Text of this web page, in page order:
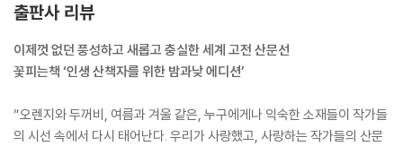
도처에 가득하다. 대부분 젊은이는 매일 햇볕 아래서 벌거벗은 몸으로 놀
다 정오가 되면 간단한 점심을 먹곤 하는 이런 생활을 겨울까지 지속한다.
육체의 청교도라 할 수 있는 나체주의자들의 따분한 설교집을 읽어서 이러
있다.) 그저 햇볕을 쬐는 게 좋아서다.
--- p.92 「알베르 까뮈 l 알제의 여름 - 계절, 낯설지 않은 서정」 중에서
출판사 리뷰
이제껏 없던 풍성하고 새롭고 충실한 세계 고전 산문선
꽃피는책 ‘인생 산책자를 위한 밤과낮 에디션’
“오렌지와 두꺼비, 여름과 겨울 같은, 누구에게나 익숙한 소재들이 작가들
의 시선 속에서 다시 태어난다. 우리가 사랑했고, 사랑하는 작가들의 산문